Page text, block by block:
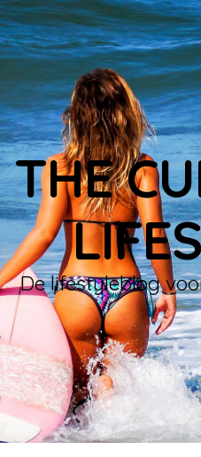
THE
De lifestyleblog